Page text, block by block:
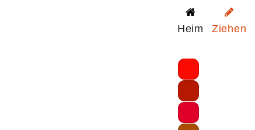
Heim Ziehen